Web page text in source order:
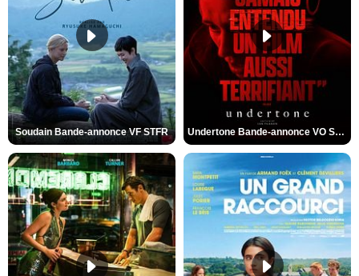
Soudain Bande-annonce VF STFR Undertone Bande-annonce VO STFR